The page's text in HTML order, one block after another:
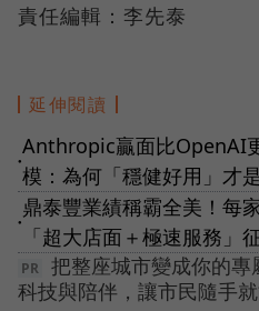
責任編輯：李先泰
延伸閱讀
●
Anthropic贏面比OpenAI
模：為何「穩健好用」才
●
鼎泰豐業績稱霸全美！每
「超大店面＋極速服務」
把整座城市變成你的
科技與陪伴，讓市民隨手